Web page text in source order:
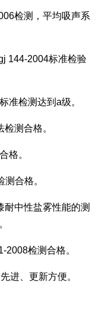
检测，平均吸声系
144-2004标准检验
标准检测达到 a级。
检测合格。
格。
测合格。
耐中性盐雾性能的测
2008检测合格。
进、更新方便。